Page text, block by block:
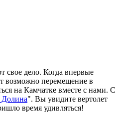
свое дело. Когда впервые
возможно перемещение в
на Камчатке вместе с нами. С
". Вы увидите вертолет
время удивляться!